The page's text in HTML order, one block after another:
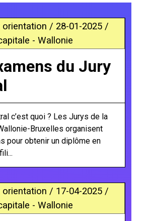
orientation / 28-01-2025 /
- Wallonie
du Jury
c’est quoi ? Les Jurys de la
Bruxelles organisent
pour obtenir un diplôme en
orientation / 17-04-2025 /
- Wallonie